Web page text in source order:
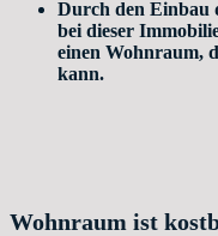
Durch den Einbau
bei dieser
einen Wohnraum,
kann.
Wohnraum ist